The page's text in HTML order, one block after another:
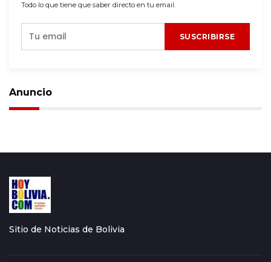
Todo lo que tiene que saber directo en tu email.
SUSCRIBIRSE
Anuncio
Sitio de Noticias de Bolivia